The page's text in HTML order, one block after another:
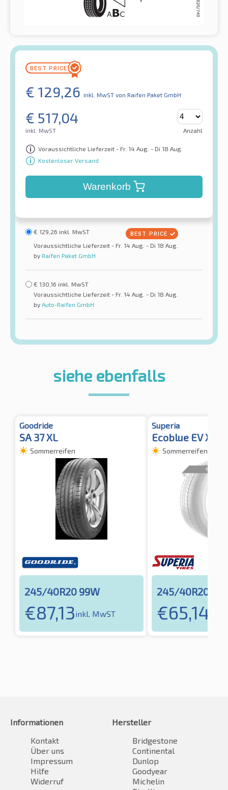
€ 129,26 inkl. MwST von Raifen Paket GmbH
€ 517,04
inkl. MwST Anzahl
Voraussichtliche Lieferzeit - Fr. 14 Aug. - Di 18 Aug.
Kostenloser Versand
Warenkorb
€ 129,26 inkl. MwST
Voraussichtliche Lieferzeit - Fr. 14 Aug. - Di 18 Aug.
by Raifen Paket GmbH
€ 130,16 inkl. MwST
Voraussichtliche Lieferzeit - Fr. 14 Aug. - Di 18 Aug.
by Auto-Raifen GmbH
siehe ebenfalls
Goodride
SA 37 XL
Sommerreifen
245/40R20 99W
€87,13inkl. MwST
Superia
Ecoblue EV XL
Sommerreifen
245/40R20
€65,14
Informationen
Kontakt
Über uns
Impressum
Hilfe
Widerruf
Hersteller
Bridgestone
Continental
Dunlop
Goodyear
Michelin